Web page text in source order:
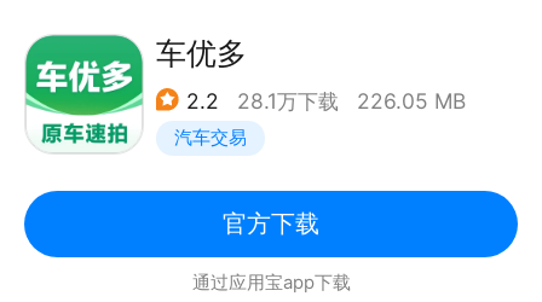
把它作为高尔夫球测距仪、打猎测距仪，用来确认家中
房间的长度，或者测量两地之间的距离。
1. 设定相机镜头高度 (装置相机镜头到受测物底部的高
度)
点击并上下两向拖拽屏幕上的相机目标显示
5、线路追踪-时时追踪线路，计算路线长度；
6、支持经纬度位置查询、地图任意位置标注及拖动修
改；
7、支持2d平面地图和卫星地图；
记；
9、全面支持新版离线地图下载和更新；
10、支持含地图标记的位置短串分享；
车优多
2.2 28.1万下载 226.05 MB
汽车交易
官方下载
通过应用宝app下载